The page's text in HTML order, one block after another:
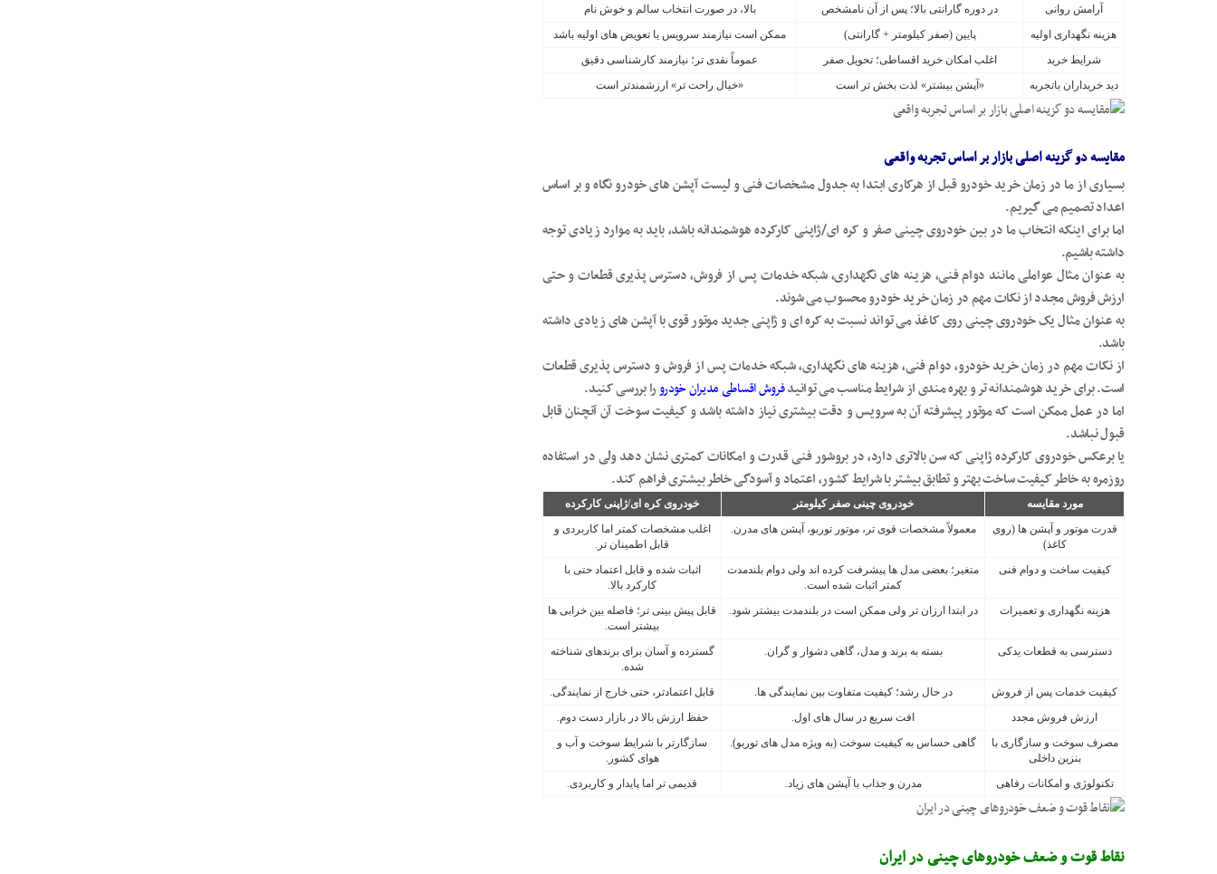
آرامش روانی
در دوره گارانتی بالا؛ پس از آن نامشخص
بالا، در صورت انتخاب سالم و خوش نام
هزینه نگهداری اولیه
پایین (صفر کیلومتر + گارانتی)
ممکن است نیازمند سرویس یا تعویض های اولیه باشد
شرایط خرید
اغلب امکان خرید اقساطی؛ تحویل صفر
عموماً نقدی تر؛ نیازمند کارشناسی دقیق
دید خریداران باتجربه
«آپشن بیشتر» لذت بخش تر است «خیال راحت تر» ارزشمندتر است
مقایسه دو گزینه اصلی بازار بر اساس تجربه واقعی
بسیاری از ما در زمان خرید خودرو قبل از هرکاری ابتدا به جدول مشخصات فنی و لیست آپشن های خودرو نگاه و بر اساس
اعداد تصمیم می گیریم.
اما برای اینکه انتخاب ما در بین خودروی چینی صفر و کره ای/ژاپنی کارکرده هوشمندانه باشد، باید به موارد زیادی توجه
داشته باشیم.
به عنوان مثال عواملی مانند دوام فنی، هزینه های نگهداری، شبکه خدمات پس از فروش، دسترس پذیری قطعات و حتی
ارزش فروش مجدد از نکات مهم در زمان خرید خودرو محسوب می شوند.
به عنوان مثال یک خودروی چینی روی کاغذ می تواند نسبت به کره ای و ژاپنی جدید موتور قوی با آپشن های زیادی داشته
باشد.
از نکات مهم در زمان خرید خودرو، دوام فنی، هزینه های نگهداری، شبکه خدمات پس از فروش و دسترس پذیری قطعات
است. برای خرید هوشمندانه تر و بهره مندی از شرایط مناسب می توانیدفروش اقساطی مدیران خودرورا بررسی کنید.
اما در عمل ممکن است که موتور پیشرفته آن به سرویس و دقت بیشتری نیاز داشته باشد و کیفیت سوخت آن آنچنان قابل
قبول نباشد.
یا برعکس خودروی کارکرده ژاپنی که سن بالاتری دارد، در بروشور فنی قدرت و امکانات کمتری نشان دهد ولی در استفاده
روزمره به خاطر کیفیت ساخت بهتر و تطابق بیشتر با شرایط کشور، اعتماد و آسودگی خاطر بیشتری فراهم کند.
مورد مقایسه خودروی چینی صفر کیلومتر
خودروی کره ای/ژاپنی کارکرده
قدرت موتور و آپشن ها (روی
کاغذ)
معمولاً مشخصات قوی تر، موتور توربو، آپشن های مدرن.
اغلب مشخصات کمتر اما کاربردی و
قابل اطمینان تر.
کیفیت ساخت و دوام فنی
متغیر؛ بعضی مدل ها پیشرفت کرده اند ولی دوام بلندمدت
کمتر اثبات شده است.
اثبات شده و قابل اعتماد حتی با
کارکرد بالا.
هزینه نگهداری و تعمیرات
در ابتدا ارزان تر ولی ممکن است در بلندمدت بیشتر شود.
قابل پیش بینی تر؛ فاصله بین خرابی ها
بیشتر است.
دسترسی به قطعات یدکی
بسته به برند و مدل، گاهی دشوار و گران.
گسترده و آسان برای برندهای شناخته
شده.
کیفیت خدمات پس از فروش
در حال رشد؛ کیفیت متفاوت بین نمایندگی ها.
قابل اعتمادتر، حتی خارج از نمایندگی.
ارزش فروش مجدد
افت سریع در سال های اول.
حفظ ارزش بالا در بازار دست دوم.
مصرف سوخت و سازگاری با
بنزین داخلی
گاهی حساس به کیفیت سوخت (به ویژه مدل های توربو).
سازگارتر با شرایط سوخت و آب و
هوای کشور.
تکنولوژی و امکانات رفاهی
مدرن و جذاب با آپشن های زیاد. قدیمی تر اما پایدار و کاربردی.
نقاط قوت و ضعف خودروهای چینی در ایران